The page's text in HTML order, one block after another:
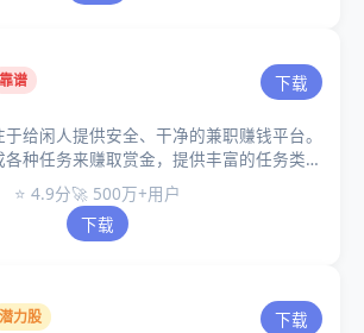
靠谱 下载
给闲人提供安全、干净的兼职赚钱平台。
种任务来赚取赏金，提供丰富的任务类
、APP下载、游戏试玩等。
⭐ 4.9分🚀 500万+用户
下载
潜力股 下载